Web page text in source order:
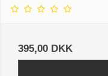
395,00 DKK